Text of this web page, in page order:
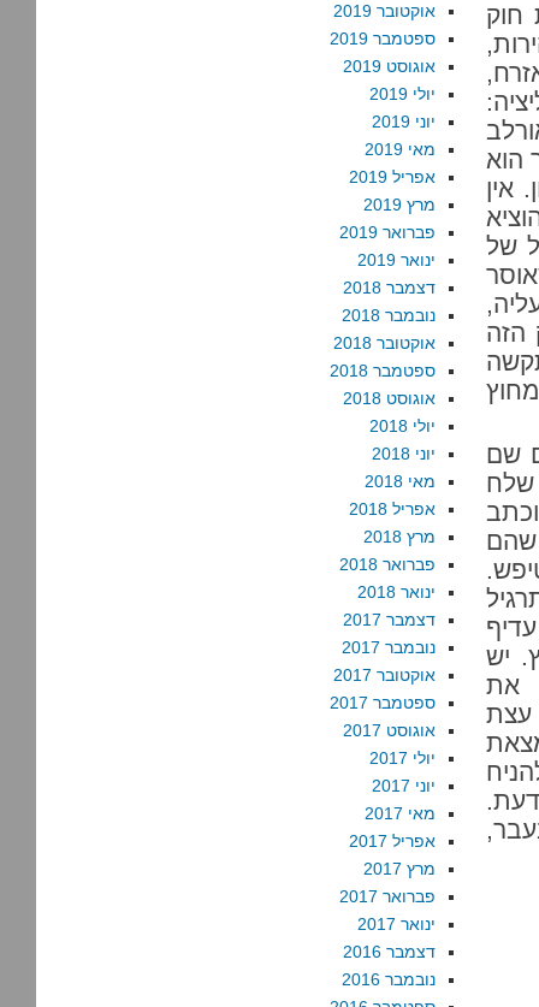
חוק
הוא
אין
של
הזה
שם
שלח
שהם
יש
את
עצת
אוקטובר 2019
ספטמבר 2019
אוגוסט 2019
יולי 2019
יוני 2019
מאי 2019
אפריל 2019
מרץ 2019
פברואר 2019
ינואר 2019
דצמבר 2018
נובמבר 2018
אוקטובר 2018
ספטמבר 2018
אוגוסט 2018
יולי 2018
יוני 2018
מאי 2018
אפריל 2018
מרץ 2018
פברואר 2018
ינואר 2018
דצמבר 2017
נובמבר 2017
אוקטובר 2017
ספטמבר 2017
אוגוסט 2017
יולי 2017
יוני 2017
מאי 2017
אפריל 2017
מרץ 2017
פברואר 2017
ינואר 2017
דצמבר 2016
נובמבר 2016